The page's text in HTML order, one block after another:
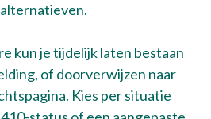
kun je tijdelijk laten bestaan
of doorverwijzen naar
Kies per situatie